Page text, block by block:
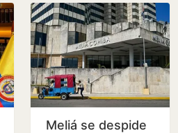
Meliá se despide